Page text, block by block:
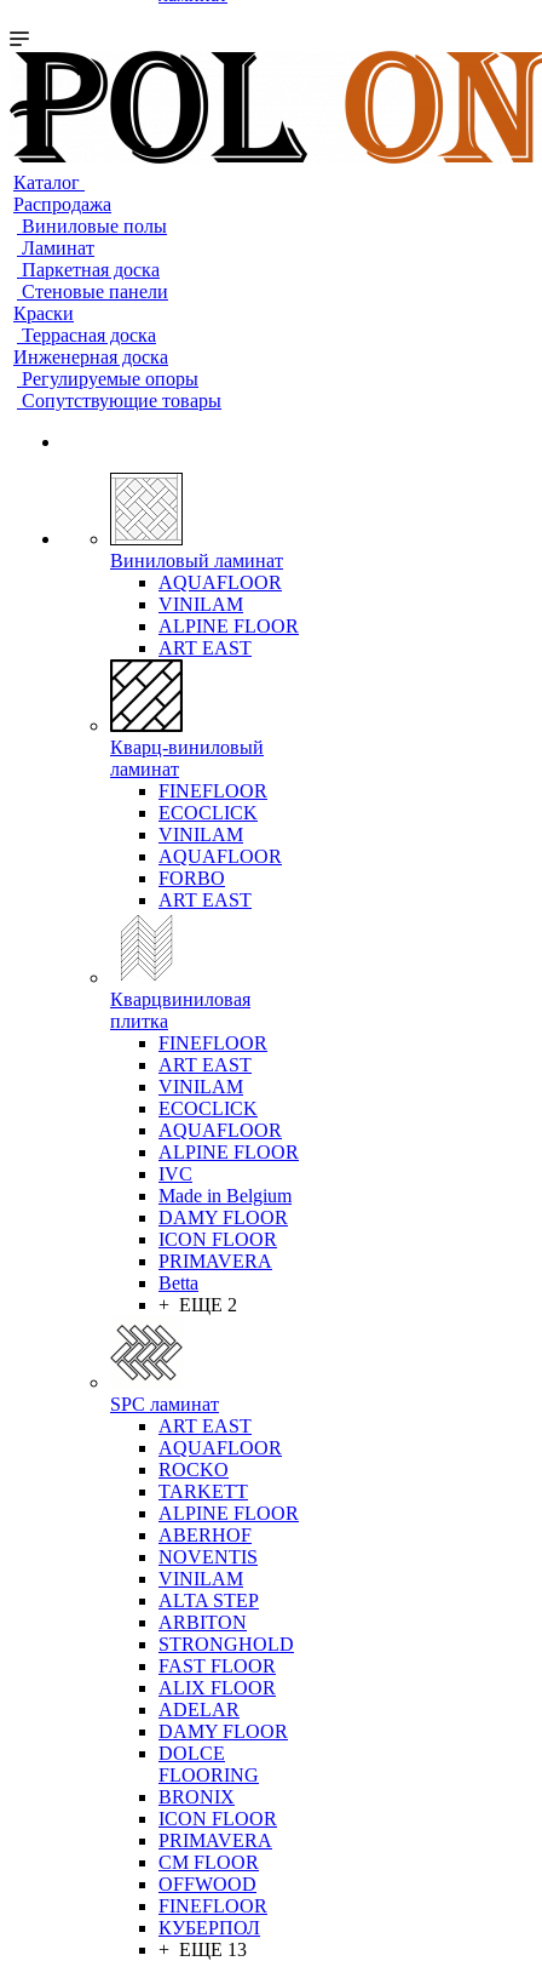
Каталог
Распродажа
Виниловые полы
Ламинат
Паркетная доска
Стеновые панели
Краски
Террасная доска
Инженерная доска
Регулируемые опоры
Сопутствующие товары
Виниловый ламинат
AQUAFLOOR
VINILAM
ALPINE FLOOR
ART EAST
Кварц-виниловый
ламинат
FINEFLOOR
ECOCLICK
VINILAM
AQUAFLOOR
FORBO
ART EAST
Кварцвиниловая
плитка
FINEFLOOR
ART EAST
VINILAM
ECOCLICK
AQUAFLOOR
ALPINE FLOOR
IVC
Made in Belgium
DAMY FLOOR
ICON FLOOR
PRIMAVERA
Betta
+ ЕЩЕ 2
SPC ламинат
ART EAST
AQUAFLOOR
ROCKO
TARKETT
ALPINE FLOOR
ABERHOF
NOVENTIS
VINILAM
ALTA STEP
ARBITON
STRONGHOLD
FAST FLOOR
ALIX FLOOR
ADELAR
DAMY FLOOR
DOLCE
FLOORING
BRONIX
ICON FLOOR
PRIMAVERA
CM FLOOR
OFFWOOD
FINEFLOOR
КУБЕРПОЛ
+ ЕЩЕ 13